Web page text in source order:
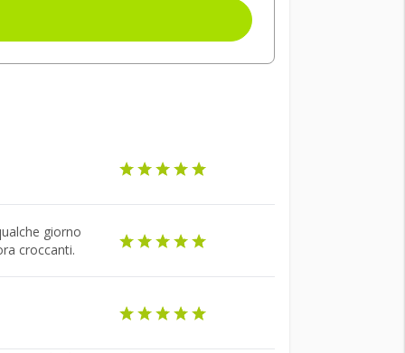
giorno
croccanti.